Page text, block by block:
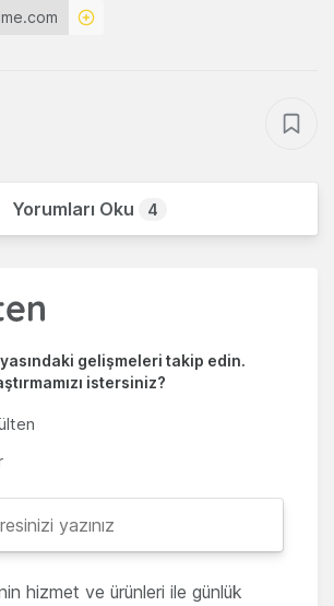
Yorumları Oku 4
gelişmeleri takip edin.
istersiniz?
hizmet ve ürünleri ile günlük